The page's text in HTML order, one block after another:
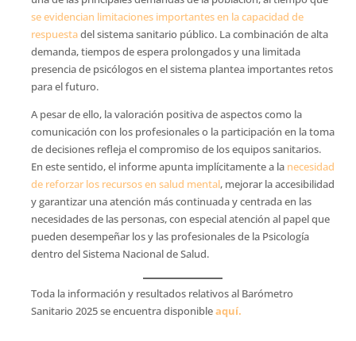
se evidencian limitaciones importantes en la capacidad de
respuestadel sistema sanitario público. La combinación de alta
demanda, tiempos de espera prolongados y una limitada
presencia de psicólogos en el sistema plantea importantes retos
para el futuro.
A pesar de ello, la valoración positiva de aspectos como la
comunicación con los profesionales o la participación en la toma
de decisiones refleja el compromiso de los equipos sanitarios.
En este sentido, el informe apunta implícitamente a la necesidad
de reforzar los recursos en salud mental, mejorar la accesibilidad
y garantizar una atención más continuada y centrada en las
necesidades de las personas, con especial atención al papel que
pueden desempeñar los y las profesionales de la Psicología
dentro del Sistema Nacional de Salud.
Toda la información y resultados relativos al Barómetro
Sanitario 2025 se encuentra disponibleaquí.